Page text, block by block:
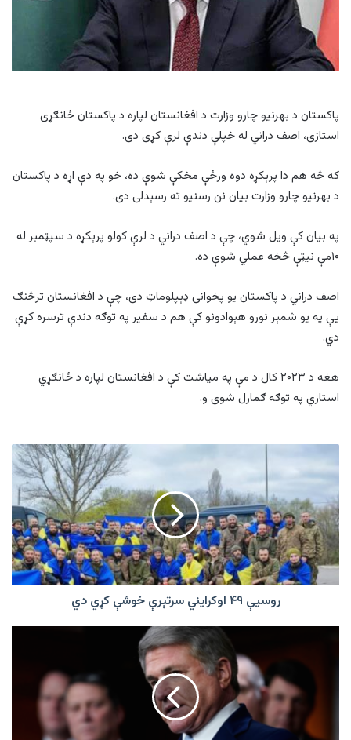
پاکستان د بهرنیو چارو وزارت د افغانستان لپاره د پاکستان ځانګړی
استازی، اصف دراني له خپلې دندې لرې کړی دی.
که څه هم دا پرېکړه دوه ورځې مخکې شوې ده، خو په دې اړه د پاکستان
د بهرنیو چارو وزارت بیان نن رسنیو ته رسېدلی دی.
په بیان کې ویل شوي، چې د اصف دراني د لرې کولو پرېکړه د سپټمبر له
۱۰مې نیټې څخه عملي شوې ده.
اصف دراني د پاکستان یو پخوانی ډېپلوماټ دی، چې د افغانستان ترڅنګ
یې په یو شمېر نورو هېوادونو کې هم د سفیر په توګه دندې ترسره کړې
دي.
هغه د ۲۰۲۳ کال د مې په میاشت کې د افغانستان لپاره د ځانګړي
استازي په توګه ګمارل شوی و.
۴۹
اوکرایني
سرتېرې
خوشې
کړي
دي
روسیې ۴۹ اوکرایني سرتېرې خوشې کړي دي
افغانستان